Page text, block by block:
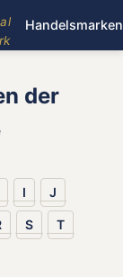
Handelsmarken
der
I J
S T